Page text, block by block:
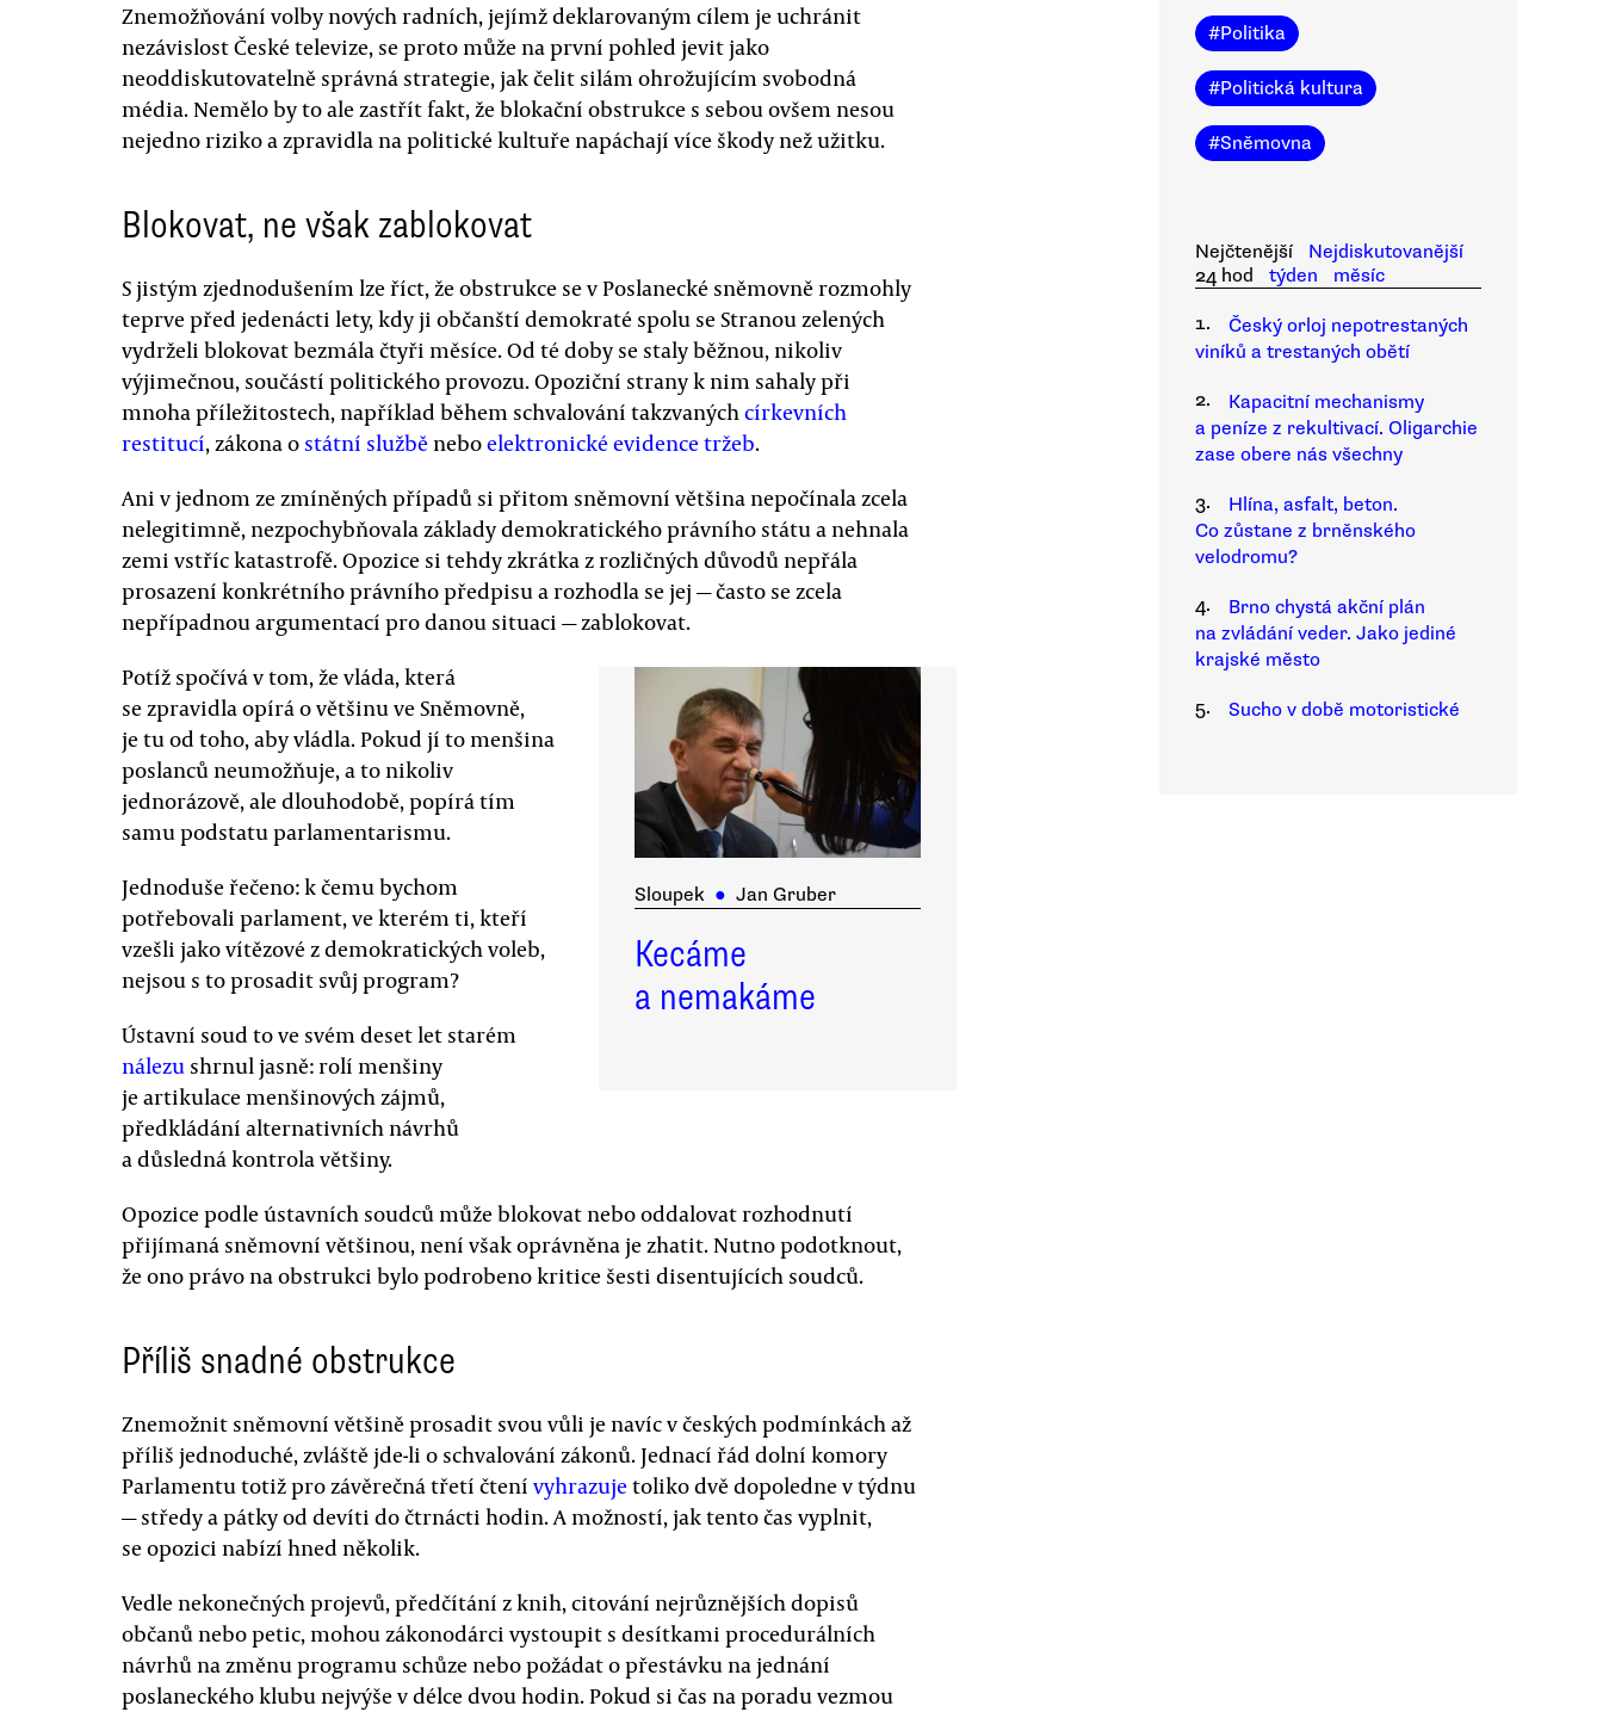
Znemožňování volby nových radních, jejímž deklarovaným cílem je uchránit
nezávislost České televize, se proto může na první pohled jevit jako
neoddiskutovatelně správná strategie, jak čelit silám ohrožujícím svobodná
média. Nemělo by to ale zastřít fakt, že blokační obstrukce s sebou ovšem nesou
nejedno riziko a zpravidla na politické kultuře napáchají více škody než užitku.
Blokovat, ne však zablokovat
S jistým zjednodušením lze říct, že obstrukce se v Poslanecké sněmovně rozmohly
teprve před jedenácti lety, kdy ji občanští demokraté spolu se Stranou zelených
vydrželi blokovat bezmála čtyři měsíce. Od té doby se staly běžnou, nikoliv
výjimečnou, součástí politického provozu. Opoziční strany k nim sahaly při
mnoha příležitostech, například během schvalování takzvanýchcírkevních
restitucí, zákona o státní služběneboelektronické evidence tržeb.
Ani v jednom ze zmíněných případů si přitom sněmovní většina nepočínala zcela
nelegitimně, nezpochybňovala základy demokratického právního státu a nehnala
zemi vstříc katastrofě. Opozice si tehdy zkrátka z rozličných důvodů nepřála
prosazení konkrétního právního předpisu a rozhodla se jej — často se zcela
nepřípadnou argumentací pro danou situaci — zablokovat.
Sloupek ● Jan Gruber
Kecáme
a nemakáme
Potíž spočívá v tom, že vláda, která
se zpravidla opírá o většinu ve Sněmovně,
je tu od toho, aby vládla. Pokud jí to menšina
poslanců neumožňuje, a to nikoliv
jednorázově, ale dlouhodobě, popírá tím
samu podstatu parlamentarismu.
Jednoduše řečeno: k čemu bychom
potřebovali parlament, ve kterém ti, kteří
vzešli jako vítězové z demokratických voleb,
nejsou s to prosadit svůj program?
Ústavní soud to ve svém deset let starém
nálezu shrnul jasně: rolí menšiny
je artikulace menšinových zájmů,
předkládání alternativních návrhů
a důsledná kontrola většiny.
Opozice podle ústavních soudců může blokovat nebo oddalovat rozhodnutí
přijímaná sněmovní většinou, není však oprávněna je zhatit. Nutno podotknout,
že ono právo na obstrukci bylo podrobeno kritice šesti disentujících soudců.
Příliš snadné obstrukce
Znemožnit sněmovní většině prosadit svou vůli je navíc v českých podmínkách až
příliš jednoduché, zvláště jde-li o schvalování zákonů. Jednací řád dolní komory
Parlamentu totiž pro závěrečná třetí čtení vyhrazujetoliko dvě dopoledne v týdnu
— středy a pátky od devíti do čtrnácti hodin. A možností, jak tento čas vyplnit,
se opozici nabízí hned několik.
Vedle nekonečných projevů, předčítání z knih, citování nejrůznějších dopisů
občanů nebo petic, mohou zákonodárci vystoupit s desítkami procedurálních
návrhů na změnu programu schůze nebo požádat o přestávku na jednání
poslaneckého klubu nejvýše v délce dvou hodin. Pokud si čas na poradu vezmou
#Politika
#Politická kultura
#Sněmovna
Nejčtenější
Nejdiskutovanější
24 hod
týden
měsíc
1.
Český orloj nepotrestaných
viníků a trestaných obětí
2.
Kapacitní mechanismy
a peníze z rekultivací. Oligarchie
zase obere nás všechny
3.
Hlína, asfalt, beton.
Co zůstane z brněnského
velodromu?
4.
Brno chystá akční plán
na zvládání veder. Jako jediné
krajské město
5.
Sucho v době motoristické